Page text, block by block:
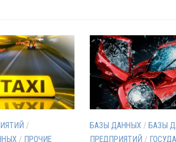
/
/ ПРОЧИЕ
БАЗЫ ДАННЫХ / БАЗЫ
ПРЕДПРИЯТИЙ /